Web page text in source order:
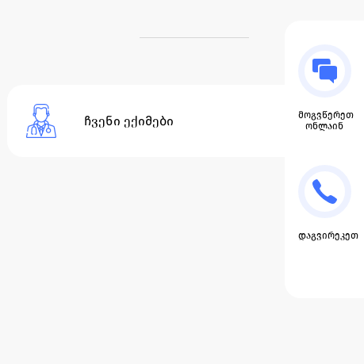
მოგვწერეთ
ონლაინ
დაგვირეკეთ
ჩვენი ექიმები